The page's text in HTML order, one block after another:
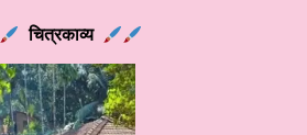
चित्रकाव्य